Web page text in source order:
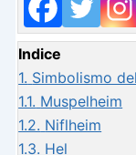
Indice
1. Simbolismo
1.1. Muspelheim
1.2. Niflheim
1.3. Hel